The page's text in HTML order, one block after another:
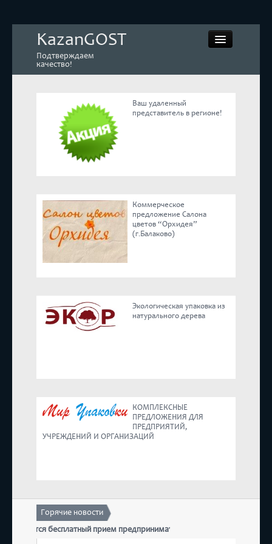
KazanGOST
Подтверждаем
качество!
Контрольная закупка
Дегустации. Экспертиза
Экспертное мнение
Корпоративные блоги
Предложения
Ваш удаленный
представитель в регионе!
Коммерческое
предложение Салона
цветов “Орхидея”
(г.Балаково)
Экологическая упаковка из
натурального дерева
КОМПЛЕКСНЫЕ
ПРЕДЛОЖЕНИЯ ДЛЯ
ПРЕДПРИЯТИЙ,
УЧРЕЖДЕНИЙ И ОРГАНИЗАЦИЙ
Горячие новости
бесплатный прием предпринимателей